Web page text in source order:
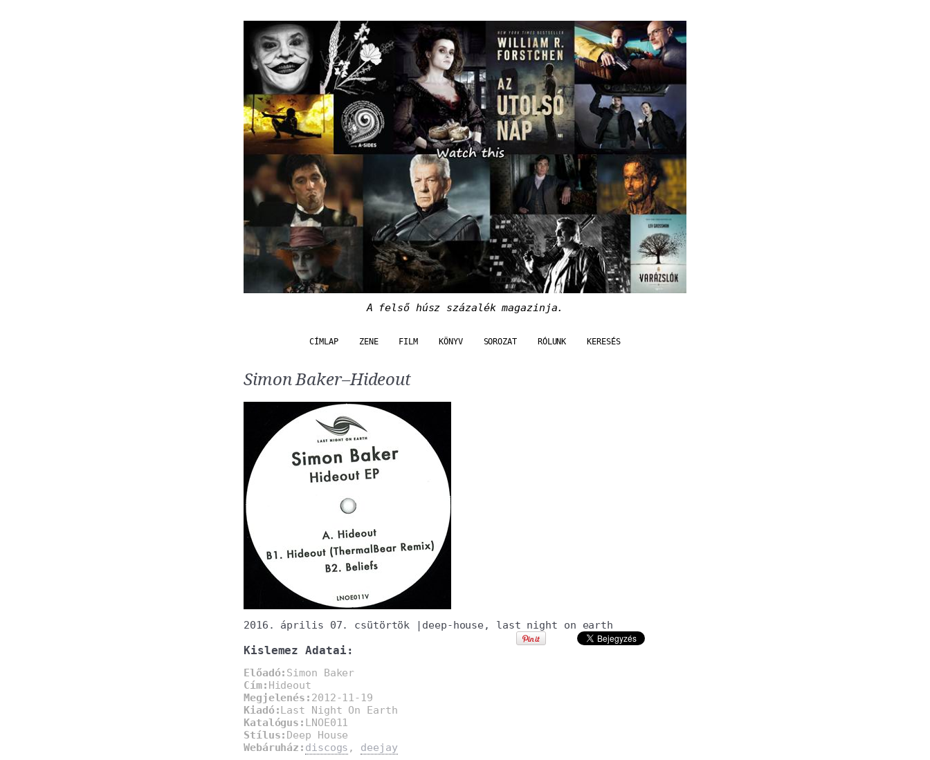
A felső húsz százalék magazinja.
CÍMLAP ZENE FILM KÖNYV SOROZAT RÓLUNK KERESÉS
Simon Baker–Hideout
2016. április 07. csütörtök | deep-house, last night on earth
Kislemez Adatai:
Előadó: Simon Baker
Cím: Hideout
Megjelenés: 2012-11-19
Kiadó:Last Night On Earth
Katalógus: LNOE011
Stílus: Deep House
Webáruház: discogs , deejay